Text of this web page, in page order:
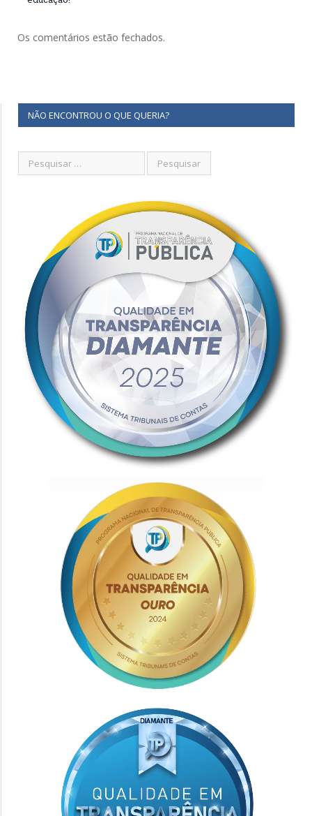
Os comentários estão fechados.
NÃO ENCONTROU O QUE QUERIA?